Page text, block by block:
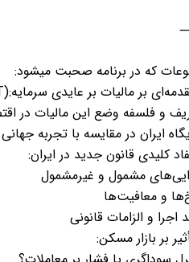
که در برنامه صحبت میشود:
بر مالیات بر عایدی سرمایه
و فلسفه وضع این مالیات در
ایران در مقایسه با تجربه جهانی
کلیدی قانون جدید در ایران:
مشمول و غیرمشمول
و معافیت‌ها
اجرا و الزامات قانونی
بر بازار مسکن: